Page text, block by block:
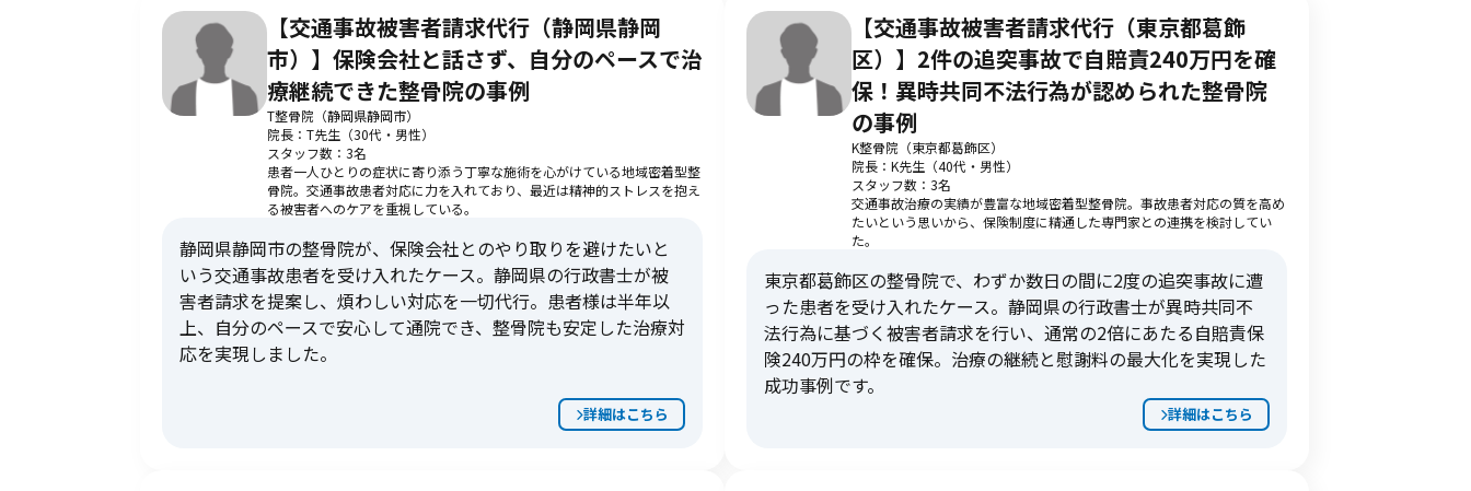
【交通事故被害者請求代行（静岡県静岡
市）】保険会社と話さず、自分のペースで治
療継続できた整骨院の事例
T整骨院（静岡県静岡市）
院長：T先生（30代・男性）
スタッフ数：3名
患者一人ひとりの症状に寄り添う丁寧な施術を心がけている地域密着型整
骨院。交通事故患者対応に力を入れており、最近は精神的ストレスを抱え
る被害者へのケアを重視している。
静岡県静岡市の整骨院が、保険会社とのやり取りを避けたいと
いう交通事故患者を受け入れたケース。静岡県の行政書士が被
害者請求を提案し、煩わしい対応を一切代行。患者様は半年以
上、自分のペースで安心して通院でき、整骨院も安定した治療対
応を実現しました。
詳細はこちら
【交通事故被害者請求代行（東京都葛飾
区）】2件の追突事故で自賠責240万円を確
保！異時共同不法行為が認められた整骨院
の事例
K整骨院（東京都葛飾区）
院長：K先生（40代・男性）
スタッフ数：3名
交通事故治療の実績が豊富な地域密着型整骨院。事故患者対応の質を高め
たいという思いから、保険制度に精通した専門家との連携を検討してい
た。
東京都葛飾区の整骨院で、わずか数日の間に2度の追突事故に遭
った患者を受け入れたケース。静岡県の行政書士が異時共同不
法行為に基づく被害者請求を行い、通常の2倍にあたる自賠責保
険240万円の枠を確保。治療の継続と慰謝料の最大化を実現した
成功事例です。
詳細はこちら